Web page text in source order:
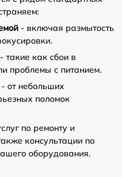
- включая размытость
- такие как сбои в
проблемы с питанием.
- от небольших
поломок
по ремонту и
консультации по
оборудования.